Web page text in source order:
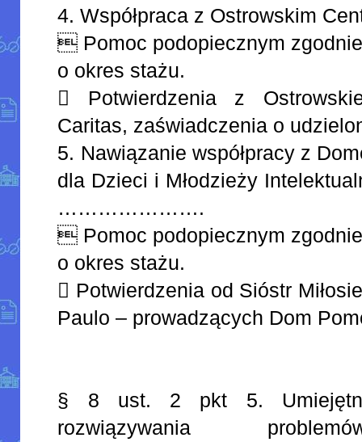
4. Współpraca z Ostrowskim
 Pomoc podopiecznym
o okres stażu.
 Potwierdzenia z
Caritas, zaświadczenia o
5. Nawiązanie współpracy z
dla Dzieci i Młodzieży
………………….
 Pomoc podopiecznym
o okres stażu.
 Potwierdzenia od Sióstr
Paulo – prowadzących Dom
§ 8 ust. 2 pkt 5.
rozwiązywania